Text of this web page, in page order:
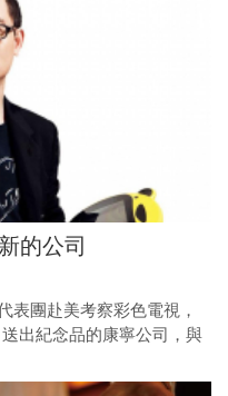
的公司
表團赴美考察彩色電視，
出紀念品的康寧公司，與